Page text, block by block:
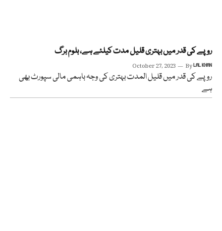
روپے کی قدر میں بہتری قلیل مدت کیلئے ہے، بلوم برگ
October 27, 2023 ByLAL KHAN
روپے کی قدر میں قلیل المدت بہتری کی وجہ باہمی مالی سپورٹ بھی
ہے